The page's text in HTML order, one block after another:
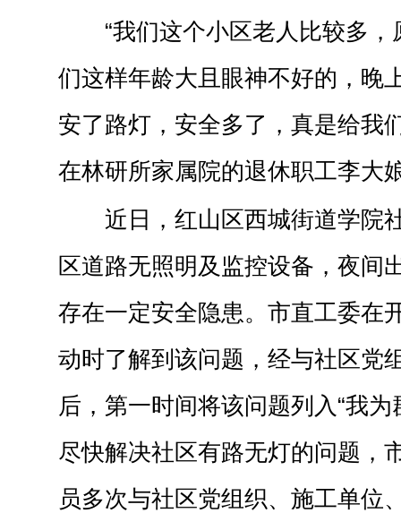
“我们这个小区老人比较多
们这样年龄大且眼神不好的，晚
安了路灯，安全多了，真是给我
在林研所家属院的退休职工李大
近日，红山区西城街道学院
区道路无照明及监控设备，夜间
存在一定安全隐患。市直工委在
动时了解到该问题，经与社区党
后，第一时间将该问题列入“我
尽快解决社区有路无灯的问题，
员多次与社区党组织、施工单位